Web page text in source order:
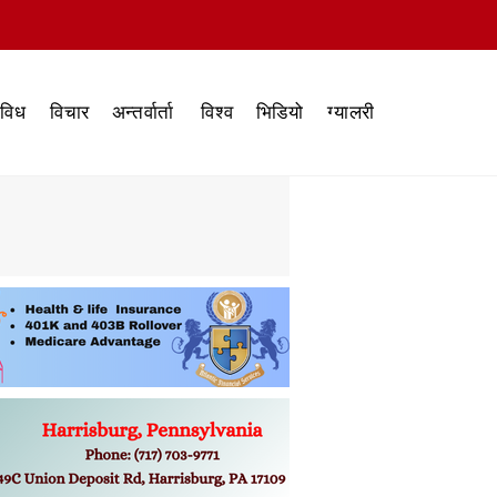
विचार अन्तर्वार्ता विश्व भिडियो ग्यालरी